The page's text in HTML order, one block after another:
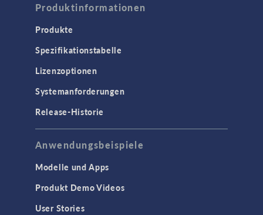
Produktinformationen
Produkte
Spezifikationstabelle
Lizenzoptionen
Systemanforderungen
Release-Historie
Anwendungsbeispiele
Modelle und Apps
Produkt Demo Videos
User Stories